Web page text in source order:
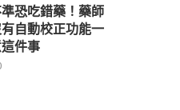
恐吃錯藥！藥師
自動校正功能一
件事